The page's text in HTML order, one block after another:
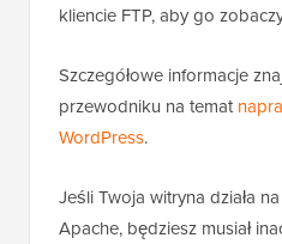
kliencie FTP, aby go
Szczegółowe informacje
przewodniku na temat
WordPress.
Jeśli Twoja witryna działa
Apache, będziesz musiał